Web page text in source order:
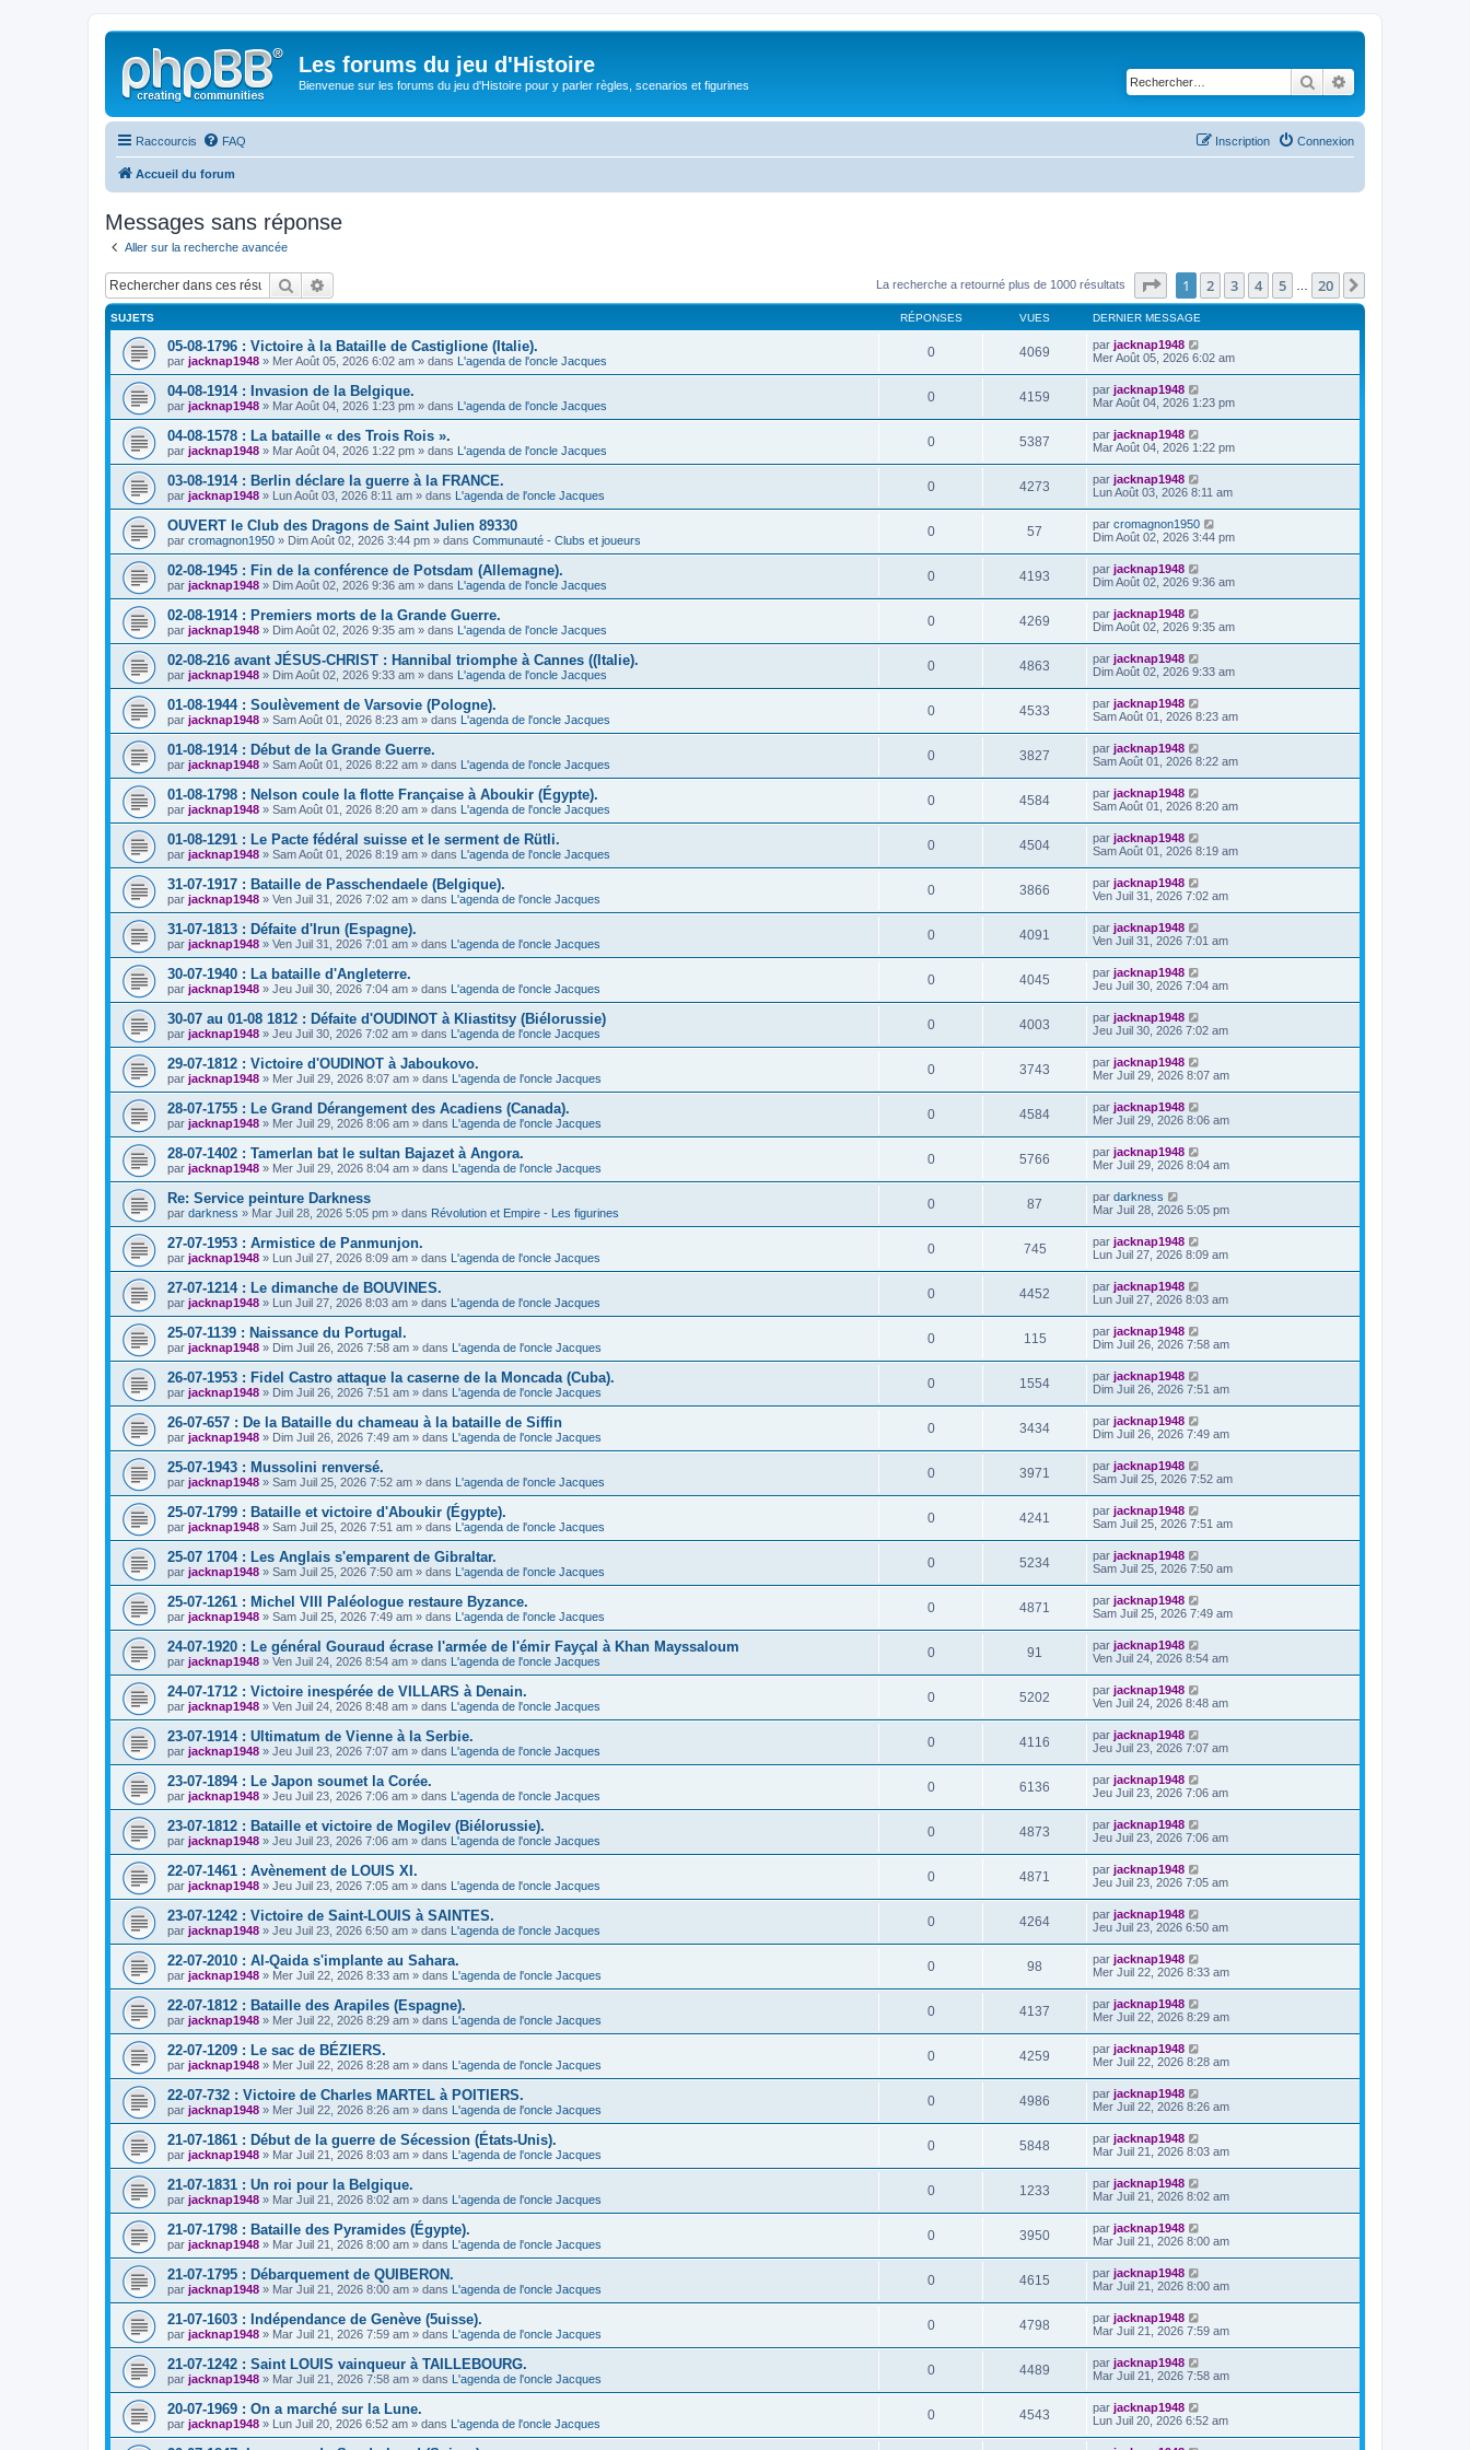
Les forums du jeu d'Histoire
Bienvenue sur les forums du jeu d'Histoire pour y parler règles, scenarios et figurines Rechercher
Raccourcis FAQ Connexion
Inscription
Accueil du forum
Messages sans réponse
Aller sur la recherche avancée
Rechercher La recherche a retourné plus de 1000 résultats Page sur20
1 2 3 4 5 20
SUJETS RÉPONSES VUES DERNIER MESSAGE
05-08-1796 : Victoire à la Bataille de Castiglione (Italie).
par jacknap1948 » Mer Août 05, 2026 6:02 am » dans L'agenda de l'oncle Jacques
0 4069 par jacknap1948
Mer Août 05, 2026 6:02 am
04-08-1914 : Invasion de la Belgique.
par jacknap1948 » Mar Août 04, 2026 1:23 pm » dans L'agenda de l'oncle Jacques
0 4159 par jacknap1948
Mar Août 04, 2026 1:23 pm
04-08-1578 : La bataille « des Trois Rois ».
par jacknap1948 » Mar Août 04, 2026 1:22 pm » dans L'agenda de l'oncle Jacques
0 5387 par jacknap1948
Mar Août 04, 2026 1:22 pm
03-08-1914 : Berlin déclare la guerre à la FRANCE.
par jacknap1948 » Lun Août 03, 2026 8:11 am » dans L'agenda de l'oncle Jacques
0 4273 par jacknap1948
Lun Août 03, 2026 8:11 am
OUVERT le Club des Dragons de Saint Julien 89330
par cromagnon1950 » Dim Août 02, 2026 3:44 pm » dans Communauté - Clubs et joueurs
0 57 par cromagnon1950
Dim Août 02, 2026 3:44 pm
02-08-1945 : Fin de la conférence de Potsdam (Allemagne).
par jacknap1948 » Dim Août 02, 2026 9:36 am » dans L'agenda de l'oncle Jacques
0 4193 par jacknap1948
Dim Août 02, 2026 9:36 am
02-08-1914 : Premiers morts de la Grande Guerre.
par jacknap1948 » Dim Août 02, 2026 9:35 am » dans L'agenda de l'oncle Jacques
0 4269 par jacknap1948
Dim Août 02, 2026 9:35 am
02-08-216 avant JÉSUS-CHRIST : Hannibal triomphe à Cannes ((Italie).
par jacknap1948 » Dim Août 02, 2026 9:33 am » dans L'agenda de l'oncle Jacques
0 4863 par jacknap1948
Dim Août 02, 2026 9:33 am
01-08-1944 : Soulèvement de Varsovie (Pologne).
par jacknap1948 » Sam Août 01, 2026 8:23 am » dans L'agenda de l'oncle Jacques
0 4533 par jacknap1948
Sam Août 01, 2026 8:23 am
01-08-1914 : Début de la Grande Guerre.
par jacknap1948 » Sam Août 01, 2026 8:22 am » dans L'agenda de l'oncle Jacques
0 3827 par jacknap1948
Sam Août 01, 2026 8:22 am
01-08-1798 : Nelson coule la flotte Française à Aboukir (Égypte).
par jacknap1948 » Sam Août 01, 2026 8:20 am » dans L'agenda de l'oncle Jacques
0 4584 par jacknap1948
Sam Août 01, 2026 8:20 am
01-08-1291 : Le Pacte fédéral suisse et le serment de Rütli.
par jacknap1948 » Sam Août 01, 2026 8:19 am » dans L'agenda de l'oncle Jacques
0 4504 par jacknap1948
Sam Août 01, 2026 8:19 am
31-07-1917 : Bataille de Passchendaele (Belgique).
par jacknap1948 » Ven Juil 31, 2026 7:02 am » dans L'agenda de l'oncle Jacques
0 3866 par jacknap1948
Ven Juil 31, 2026 7:02 am
31-07-1813 : Défaite d'Irun (Espagne).
par jacknap1948 » Ven Juil 31, 2026 7:01 am » dans L'agenda de l'oncle Jacques
0 4091 par jacknap1948
Ven Juil 31, 2026 7:01 am
30-07-1940 : La bataille d'Angleterre.
par jacknap1948 » Jeu Juil 30, 2026 7:04 am » dans L'agenda de l'oncle Jacques
0 4045 par jacknap1948
Jeu Juil 30, 2026 7:04 am
30-07 au 01-08 1812 : Défaite d'OUDINOT à Kliastitsy (Biélorussie)
par jacknap1948 » Jeu Juil 30, 2026 7:02 am » dans L'agenda de l'oncle Jacques
0 4003 par jacknap1948
Jeu Juil 30, 2026 7:02 am
29-07-1812 : Victoire d'OUDINOT à Jaboukovo.
par jacknap1948 » Mer Juil 29, 2026 8:07 am » dans L'agenda de l'oncle Jacques
0 3743 par jacknap1948
Mer Juil 29, 2026 8:07 am
28-07-1755 : Le Grand Dérangement des Acadiens (Canada).
par jacknap1948 » Mer Juil 29, 2026 8:06 am » dans L'agenda de l'oncle Jacques
0 4584 par jacknap1948
Mer Juil 29, 2026 8:06 am
28-07-1402 : Tamerlan bat le sultan Bajazet à Angora.
par jacknap1948 » Mer Juil 29, 2026 8:04 am » dans L'agenda de l'oncle Jacques
0 5766 par jacknap1948
Mer Juil 29, 2026 8:04 am
Re: Service peinture Darkness
par darkness » Mar Juil 28, 2026 5:05 pm » dans Révolution et Empire - Les figurines
0 87 par darkness
Mar Juil 28, 2026 5:05 pm
27-07-1953 : Armistice de Panmunjon.
par jacknap1948 » Lun Juil 27, 2026 8:09 am » dans L'agenda de l'oncle Jacques
0 745 par jacknap1948
Lun Juil 27, 2026 8:09 am
27-07-1214 : Le dimanche de BOUVINES.
par jacknap1948 » Lun Juil 27, 2026 8:03 am » dans L'agenda de l'oncle Jacques
0 4452 par jacknap1948
Lun Juil 27, 2026 8:03 am
25-07-1139 : Naissance du Portugal.
par jacknap1948 » Dim Juil 26, 2026 7:58 am » dans L'agenda de l'oncle Jacques
0 115 par jacknap1948
Dim Juil 26, 2026 7:58 am
26-07-1953 : Fidel Castro attaque la caserne de la Moncada (Cuba).
par jacknap1948 » Dim Juil 26, 2026 7:51 am » dans L'agenda de l'oncle Jacques
0 1554 par jacknap1948
Dim Juil 26, 2026 7:51 am
26-07-657 : De la Bataille du chameau à la bataille de Siffin
par jacknap1948 » Dim Juil 26, 2026 7:49 am » dans L'agenda de l'oncle Jacques
0 3434 par jacknap1948
Dim Juil 26, 2026 7:49 am
25-07-1943 : Mussolini renversé.
par jacknap1948 » Sam Juil 25, 2026 7:52 am » dans L'agenda de l'oncle Jacques
0 3971 par jacknap1948
Sam Juil 25, 2026 7:52 am
25-07-1799 : Bataille et victoire d'Aboukir (Égypte).
par jacknap1948 » Sam Juil 25, 2026 7:51 am » dans L'agenda de l'oncle Jacques
0 4241 par jacknap1948
Sam Juil 25, 2026 7:51 am
25-07 1704 : Les Anglais s'emparent de Gibraltar.
par jacknap1948 » Sam Juil 25, 2026 7:50 am » dans L'agenda de l'oncle Jacques
0 5234 par jacknap1948
Sam Juil 25, 2026 7:50 am
25-07-1261 : Michel VIII Paléologue restaure Byzance.
par jacknap1948 » Sam Juil 25, 2026 7:49 am » dans L'agenda de l'oncle Jacques
0 4871 par jacknap1948
Sam Juil 25, 2026 7:49 am
24-07-1920 : Le général Gouraud écrase l'armée de l'émir Fayçal à Khan Mayssaloum
par jacknap1948 » Ven Juil 24, 2026 8:54 am » dans L'agenda de l'oncle Jacques
0 91 par jacknap1948
Ven Juil 24, 2026 8:54 am
24-07-1712 : Victoire inespérée de VILLARS à Denain.
par jacknap1948 » Ven Juil 24, 2026 8:48 am » dans L'agenda de l'oncle Jacques
0 5202 par jacknap1948
Ven Juil 24, 2026 8:48 am
23-07-1914 : Ultimatum de Vienne à la Serbie.
par jacknap1948 » Jeu Juil 23, 2026 7:07 am » dans L'agenda de l'oncle Jacques
0 4116 par jacknap1948
Jeu Juil 23, 2026 7:07 am
23-07-1894 : Le Japon soumet la Corée.
par jacknap1948 » Jeu Juil 23, 2026 7:06 am » dans L'agenda de l'oncle Jacques
0 6136 par jacknap1948
Jeu Juil 23, 2026 7:06 am
23-07-1812 : Bataille et victoire de Mogilev (Biélorussie).
par jacknap1948 » Jeu Juil 23, 2026 7:06 am » dans L'agenda de l'oncle Jacques
0 4873 par jacknap1948
Jeu Juil 23, 2026 7:06 am
22-07-1461 : Avènement de LOUIS XI.
par jacknap1948 » Jeu Juil 23, 2026 7:05 am » dans L'agenda de l'oncle Jacques
0 4871 par jacknap1948
Jeu Juil 23, 2026 7:05 am
23-07-1242 : Victoire de Saint-LOUIS à SAINTES.
par jacknap1948 » Jeu Juil 23, 2026 6:50 am » dans L'agenda de l'oncle Jacques
0 4264 par jacknap1948
Jeu Juil 23, 2026 6:50 am
22-07-2010 : Al-Qaida s'implante au Sahara.
par jacknap1948 » Mer Juil 22, 2026 8:33 am » dans L'agenda de l'oncle Jacques
0 98 par jacknap1948
Mer Juil 22, 2026 8:33 am
22-07-1812 : Bataille des Arapiles (Espagne).
par jacknap1948 » Mer Juil 22, 2026 8:29 am » dans L'agenda de l'oncle Jacques
0 4137 par jacknap1948
Mer Juil 22, 2026 8:29 am
22-07-1209 : Le sac de BÉZIERS.
par jacknap1948 » Mer Juil 22, 2026 8:28 am » dans L'agenda de l'oncle Jacques
0 4259 par jacknap1948
Mer Juil 22, 2026 8:28 am
22-07-732 : Victoire de Charles MARTEL à POITIERS.
par jacknap1948 » Mer Juil 22, 2026 8:26 am » dans L'agenda de l'oncle Jacques
0 4986 par jacknap1948
Mer Juil 22, 2026 8:26 am
21-07-1861 : Début de la guerre de Sécession (États-Unis).
par jacknap1948 » Mar Juil 21, 2026 8:03 am » dans L'agenda de l'oncle Jacques
0 5848 par jacknap1948
Mar Juil 21, 2026 8:03 am
21-07-1831 : Un roi pour la Belgique.
par jacknap1948 » Mar Juil 21, 2026 8:02 am » dans L'agenda de l'oncle Jacques
0 1233 par jacknap1948
Mar Juil 21, 2026 8:02 am
21-07-1798 : Bataille des Pyramides (Égypte).
par jacknap1948 » Mar Juil 21, 2026 8:00 am » dans L'agenda de l'oncle Jacques
0 3950 par jacknap1948
Mar Juil 21, 2026 8:00 am
21-07-1795 : Débarquement de QUIBERON.
par jacknap1948 » Mar Juil 21, 2026 8:00 am » dans L'agenda de l'oncle Jacques
0 4615 par jacknap1948
Mar Juil 21, 2026 8:00 am
21-07-1603 : Indépendance de Genève (5uisse).
par jacknap1948 » Mar Juil 21, 2026 7:59 am » dans L'agenda de l'oncle Jacques
0 4798 par jacknap1948
Mar Juil 21, 2026 7:59 am
21-07-1242 : Saint LOUIS vainqueur à TAILLEBOURG.
par jacknap1948 » Mar Juil 21, 2026 7:58 am » dans L'agenda de l'oncle Jacques
0 4489 par jacknap1948
Mar Juil 21, 2026 7:58 am
20-07-1969 : On a marché sur la Lune.
par jacknap1948 » Lun Juil 20, 2026 6:52 am » dans L'agenda de l'oncle Jacques
0 4543 par jacknap1948
Lun Juil 20, 2026 6:52 am